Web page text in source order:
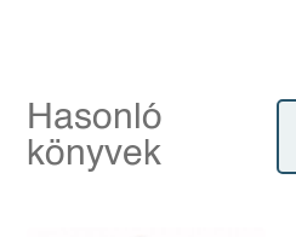
Hasonló
könyvek